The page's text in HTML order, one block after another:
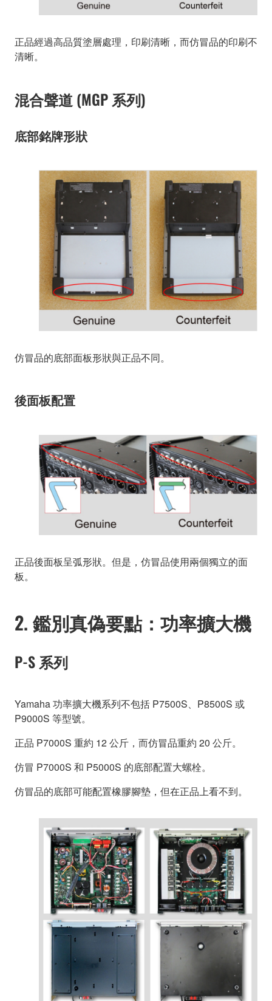
正品經過高品質塗層處理，印刷清晰，而仿冒品的印刷不
清晰。
混合聲道 (MGP 系列)
底部銘牌形狀
仿冒品的底部面板形狀與正品不同。
後面板配置
正品後面板呈弧形狀。但是，仿冒品使用兩個獨立的面
板。
2. 鑑別真偽要點：功率擴大機
P-S 系列
Yamaha 功率擴大機系列不包括 P7500S、P8500S 或
P9000S 等型號。
正品 P7000S 重約 12 公斤，而仿冒品重約 20 公斤。
仿冒 P7000S 和 P5000S 的底部配置大螺栓。
仿冒品的底部可能配置橡膠腳墊，但在正品上看不到。